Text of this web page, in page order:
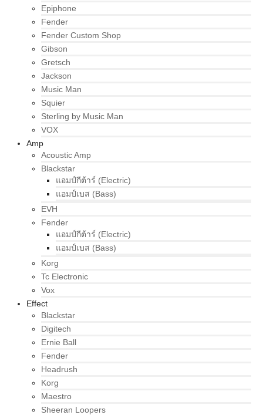
Epiphone
Fender
Fender Custom Shop
Gibson
Gretsch
Jackson
Music Man
Squier
Sterling by Music Man
VOX
Amp
Acoustic Amp
Blackstar
แอมป์กีต้าร์ (Electric)
แอมป์เบส (Bass)
EVH
Fender
แอมป์กีต้าร์ (Electric)
แอมป์เบส (Bass)
Korg
Tc Electronic
Vox
Effect
Blackstar
Digitech
Ernie Ball
Fender
Headrush
Korg
Maestro
Sheeran Loopers